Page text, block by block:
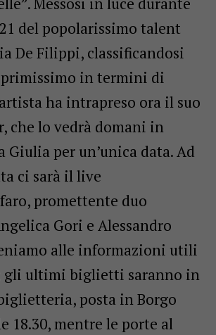
del popolarissimo talent
De Filippi, classificandosi
primissimo in termini di
ha intrapreso ora il suo
che lo vedrà domani in
Giulia per un’unica data. Ad
ci sarà il live
promettente duo
Gori e Alessandro
alle informazioni utili
gli ultimi biglietti saranno in
posta in Borgo
18.30, mentre le porte al